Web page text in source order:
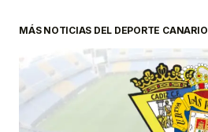
MÁS NOTICIAS DEL DEPORTE CANARIO